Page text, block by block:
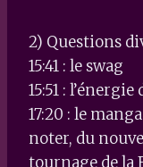
2) Questions
15:41 : le swag
15:51 :
17:20 : le
noter, du
tournage de la